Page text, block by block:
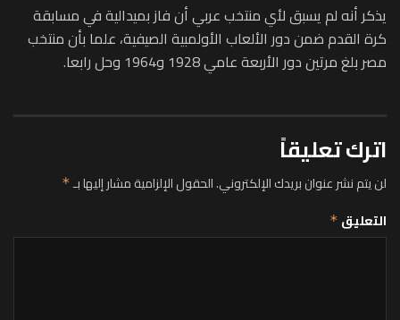
يذكر أنه لم يسبق لأي منتخب عربي أن فاز بميدالية في مسابقة
كرة القدم ضمن دور الألعاب الأولمبية الصيفية، علما بأن منتخب
مصر بلغ مرتين دور الأربعة عامي 1928 و1964 وحل رابعا.
اترك تعليقاً
لن يتم نشر عنوان بريدك الإلكتروني.الحقول الإلزامية مشار إليها بـ*
التعليق *